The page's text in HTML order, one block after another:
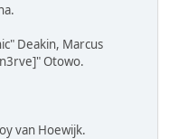
Deakin, Marcus
Otowo.
van Hoewijk.